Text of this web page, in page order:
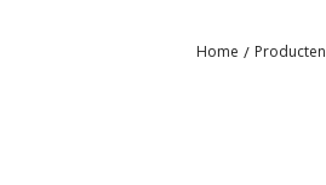
Home Producten